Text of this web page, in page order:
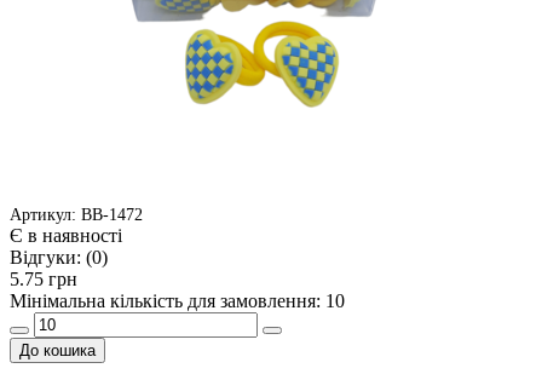
Артикул: ВВ-1472
Є в наявності
Відгуки: (0)
5.75 грн
Мінімальна кількість для замовлення: 10
До кошика